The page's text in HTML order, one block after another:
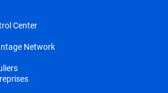
Center
Network